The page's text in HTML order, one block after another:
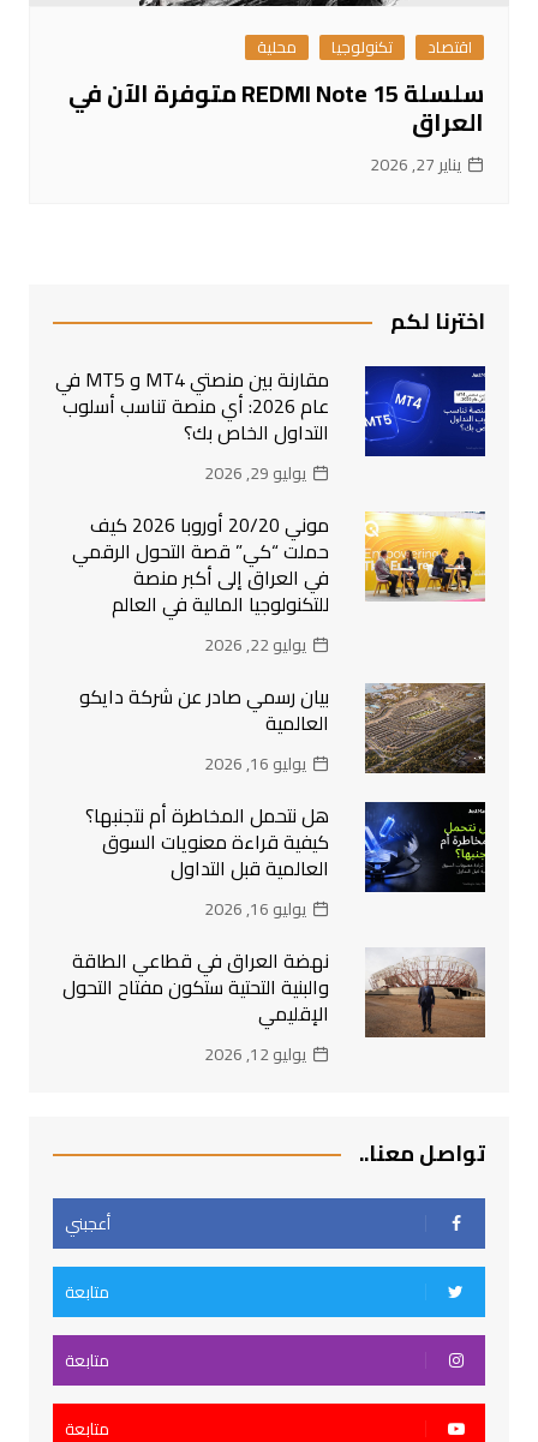
اقتصاد تكنولوجيا محلية
سلسلة REDMI Note 15 متوفرة الآن في
العراق
يناير 27, 2026
اخترنا لكم
مقارنة بين منصتي MT4 و MT5 في
عام 2026: أي منصة تناسب أسلوب
التداول الخاص بك؟
يوليو 29, 2026
موني 20/20 أوروبا 2026 كيف
حملت “كي” قصة التحول الرقمي
في العراق إلى أكبر منصة
للتكنولوجيا المالية في العالم
يوليو 22, 2026
بيان رسمي صادر عن شركة دايكو
العالمية
يوليو 16, 2026
هل نتحمل المخاطرة أم نتجنبها؟
كيفية قراءة معنويات السوق
العالمية قبل التداول
يوليو 16, 2026
نهضة العراق في قطاعي الطاقة
والبنية التحتية ستكون مفتاح التحول
الإقليمي
يوليو 12, 2026
تواصل معنا..
أعجبني
متابعة
متابعة
متابعة